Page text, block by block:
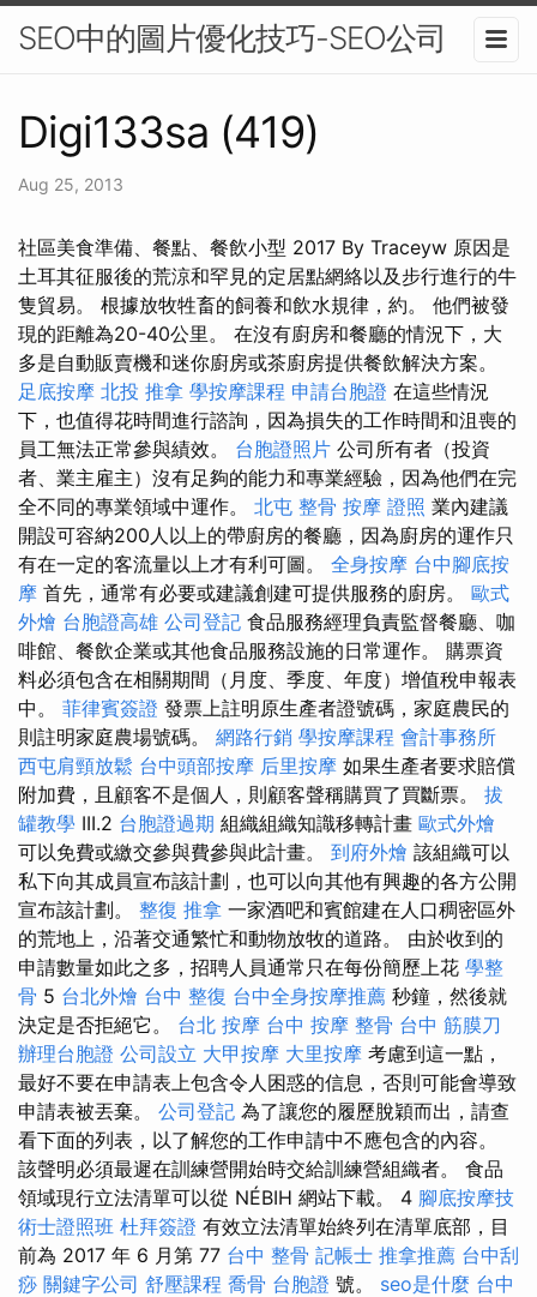
SEO中的圖片優化技巧-SEO公司
Digi133sa (419)
Aug 25, 2013
社區美食準備、餐點、餐飲小型 2017 By Traceyw 原因是
土耳其征服後的荒涼和罕見的定居點網絡以及步行進行的牛
隻貿易。 根據放牧牲畜的飼養和飲水規律，約。 他們被發
現的距離為20-40公里。 在沒有廚房和餐廳的情況下，大
多是自動販賣機和迷你廚房或茶廚房提供餐飲解決方案。
足底按摩 北投 推拿 學按摩課程 申請台胞證 在這些情況
下，也值得花時間進行諮詢，因為損失的工作時間和沮喪的
員工無法正常參與績效。 台胞證照片 公司所有者（投資
者、業主雇主）沒有足夠的能力和專業經驗，因為他們在完
全不同的專業領域中運作。 北屯 整骨 按摩 證照 業內建議
開設可容納200人以上的帶廚房的餐廳，因為廚房的運作只
有在一定的客流量以上才有利可圖。 全身按摩 台中腳底按
摩 首先，通常有必要或建議創建可提供服務的廚房。 歐式
外燴 台胞證高雄 公司登記 食品服務經理負責監督餐廳、咖
啡館、餐飲企業或其他食品服務設施的日常運作。 購票資
料必須包含在相關期間（月度、季度、年度）增值稅申報表
中。 菲律賓簽證 發票上註明原生產者證號碼，家庭農民的
則註明家庭農場號碼。 網路行銷 學按摩課程 會計事務所
西屯肩頸放鬆 台中頭部按摩 后里按摩 如果生產者要求賠償
附加費，且顧客不是個人，則顧客聲稱購買了買斷票。 拔
罐教學 III.2 台胞證過期 組織組織知識移轉計畫 歐式外燴
可以免費或繳交參與費參與此計畫。 到府外燴 該組織可以
私下向其成員宣布該計劃，也可以向其他有興趣的各方公開
宣布該計劃。 整復 推拿 一家酒吧和賓館建在人口稠密區外
的荒地上，沿著交通繁忙和動物放牧的道路。 由於收到的
申請數量如此之多，招聘人員通常只在每份簡歷上花 學整
骨 5 台北外燴 台中 整復 台中全身按摩推薦 秒鐘，然後就
決定是否拒絕它。 台北 按摩 台中 按摩 整骨 台中 筋膜刀
辦理台胞證 公司設立 大甲按摩 大里按摩 考慮到這一點，
最好不要在申請表上包含令人困惑的信息，否則可能會導致
申請表被丟棄。 公司登記 為了讓您的履歷脫穎而出，請查
看下面的列表，以了解您的工作申請中不應包含的內容。
該聲明必須最遲在訓練營開始時交給訓練營組織者。 食品
領域現行立法清單可以從 NÉBIH 網站下載。 4 腳底按摩技
術士證照班 杜拜簽證 有效立法清單始終列在清單底部，目
前為 2017 年 6 月第 77 台中 整骨 記帳士 推拿推薦 台中刮
痧 關鍵字公司 舒壓課程 喬骨 台胞證 號。 seo是什麼 台中